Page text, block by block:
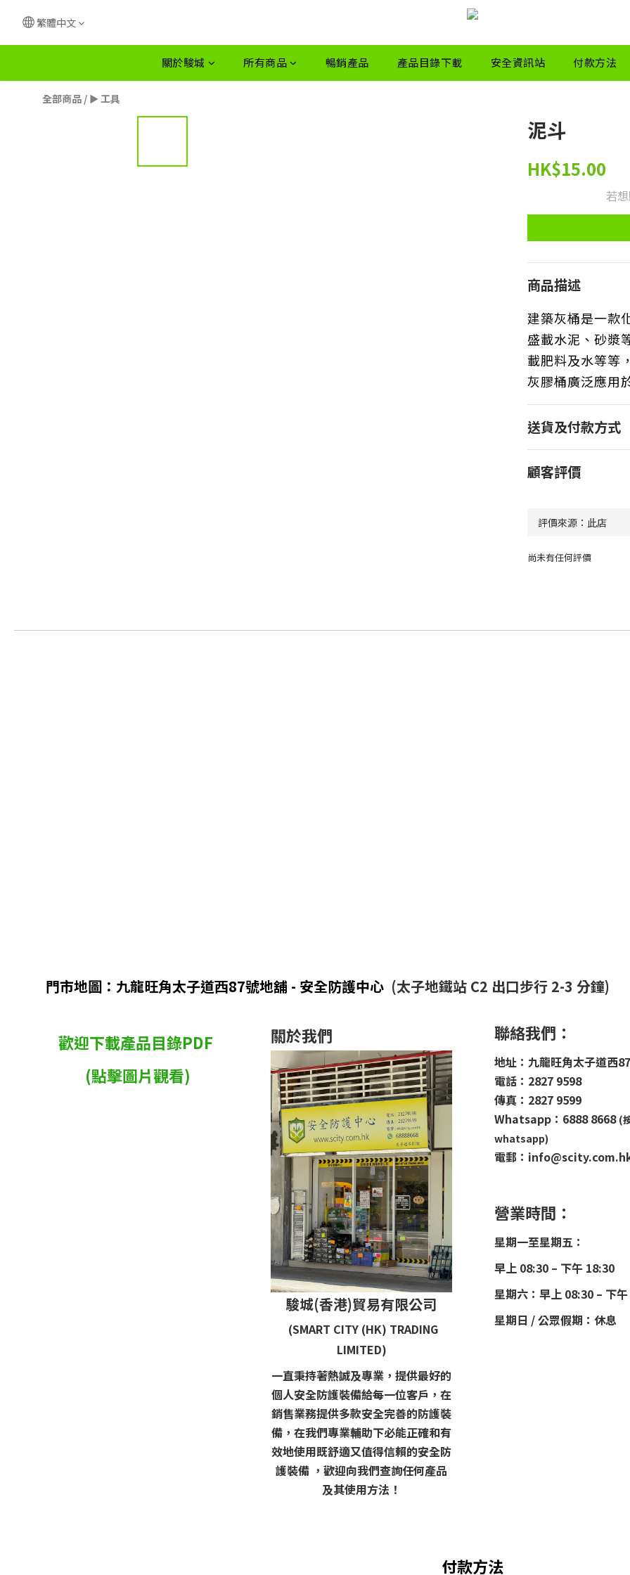
繁體中文
關於駿城 所有商品 暢銷產品 產品目錄下載 安全資訊站 付款方法
全部商品 / ► 工具
泥斗
HK$15.00
若
商品描述
建築灰桶是一款
盛載水泥、砂漿
載肥料及水等等
灰膠桶廣泛應用
送貨及付款方式
顧客評價
尚未有任何評價
門市地圖：九龍旺角太子道西87號地舖 - 安全防護中心 (太子地鐵站 C2 出口步行 2-3 分鐘)
歡迎下載產品目錄PDF
(點擊圖片觀看)
關於我們
駿城(香港)貿易有限公司
(SMART CITY (HK) TRADING
LIMITED)
一直秉持著熱誠及專業，提供最好的
個人安全防護裝備給每一位客戶，在
銷售業務提供多款安全完善的防護裝
備，在我們專業輔助下必能正確和有
效地使用既舒適又值得信賴的安全防
護裝備 ，歡迎向我們查詢任何產品
及其使用方法！
聯絡我們：
地址：九龍旺角太子道西
電話：2827 9598
傳真：2827 9599
Whatsapp：6888 8668 (
whatsapp)
電郵：
營業時間：
星期一至星期五：
早上 08:30 – 下午 18:30
星期六：早上 08:30 – 下
星期日 / 公眾假期：休息
付款方法